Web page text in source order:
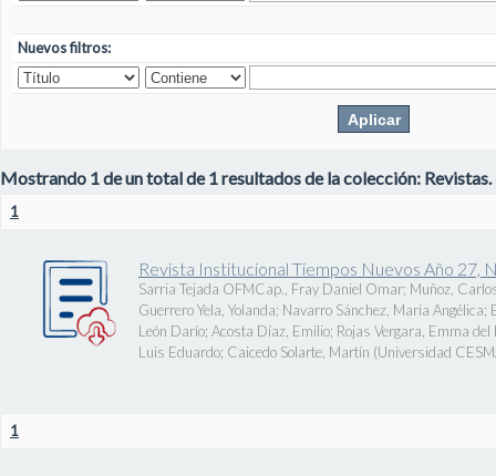
Nuevos filtros:
Mostrando 1 de un total de 1 resultados de la colección: Revistas.
1
Revista Institucional Tiempos Nuevos Año 27,
Sarria Tejada OFMCap., Fray Daniel Omar; Muñoz,
Guerrero Yela, Yolanda; Navarro Sánchez, María Angélica;
León Darío; Acosta Díaz, Emilio; Rojas Vergara, Emma del
Luis Eduardo; Caicedo Solarte, Martín (Universidad
1